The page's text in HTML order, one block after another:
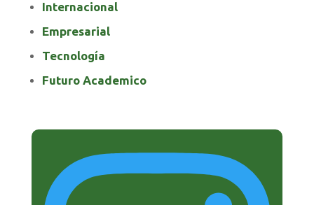
Internacional
Empresarial
Tecnología
Futuro Academico